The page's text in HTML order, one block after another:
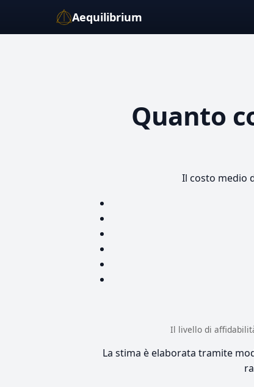
Aequilibrium
Quanto
Il costo medio
Il livello di
La stima è elaborata tramite